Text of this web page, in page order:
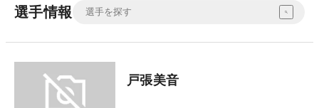
選手情報
戸張美音